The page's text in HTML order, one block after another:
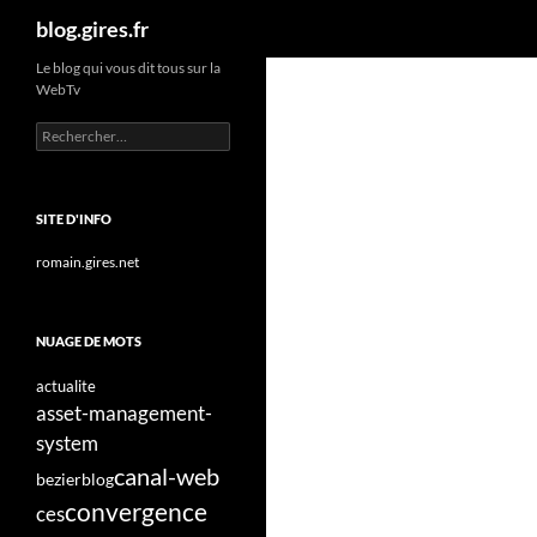
Aller
contenu
blog.gires.fr
Le blog qui vous dit tous sur la
WebTv
Rechercher :
SITE D'INFO
romain.gires.net
NUAGE DE MOTS
actualite
asset-management-
system
bezierblogcanal-web
cesconvergence